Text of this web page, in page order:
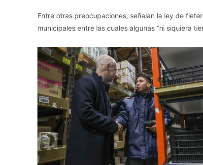
Entre otras preocupaciones, señalan la ley de
municipales entre las cuales algunas “ni siquiera